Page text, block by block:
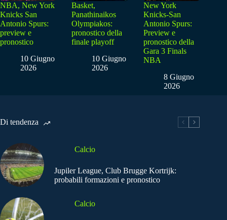
NBA, New York
Knicks San
Antonio Spurs:
preview e
pronostico
10 Giugno
2026
Basket,
Panathinaikos
Olympiakos:
pronostico della
finale playoff
10 Giugno
2026
New York
Knicks-San
Antonio Spurs:
Preview e
pronostico della
Gara 3 Finals
NBA
8 Giugno
2026
Di tendenza
Calcio
Jupiler League, Club Brugge Kortrijk:
probabili formazioni e pronostico
Calcio